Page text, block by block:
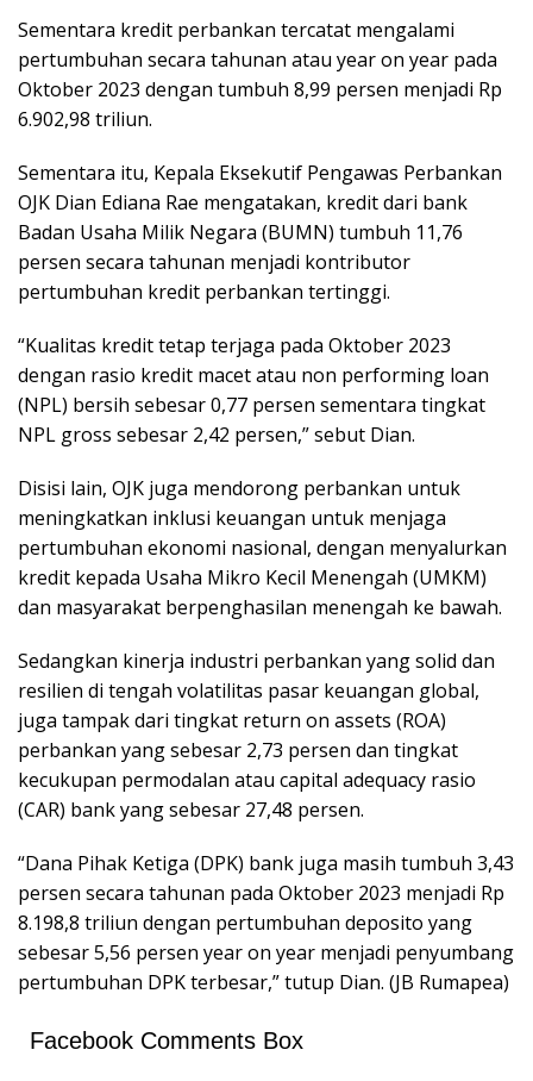
Sementara kredit perbankan tercatat mengalami
pertumbuhan secara tahunan atau year on year pada
Oktober 2023 dengan tumbuh 8,99 persen menjadi Rp
6.902,98 triliun.
Sementara itu, Kepala Eksekutif Pengawas Perbankan
OJK Dian Ediana Rae mengatakan, kredit dari bank
Badan Usaha Milik Negara (BUMN) tumbuh 11,76
persen secara tahunan menjadi kontributor
pertumbuhan kredit perbankan tertinggi.
“Kualitas kredit tetap terjaga pada Oktober 2023
dengan rasio kredit macet atau non performing loan
(NPL) bersih sebesar 0,77 persen sementara tingkat
NPL gross sebesar 2,42 persen,” sebut Dian.
Disisi lain, OJK juga mendorong perbankan untuk
meningkatkan inklusi keuangan untuk menjaga
pertumbuhan ekonomi nasional, dengan menyalurkan
kredit kepada Usaha Mikro Kecil Menengah (UMKM)
dan masyarakat berpenghasilan menengah ke bawah.
Sedangkan kinerja industri perbankan yang solid dan
resilien di tengah volatilitas pasar keuangan global,
juga tampak dari tingkat return on assets (ROA)
perbankan yang sebesar 2,73 persen dan tingkat
kecukupan permodalan atau capital adequacy rasio
(CAR) bank yang sebesar 27,48 persen.
“Dana Pihak Ketiga (DPK) bank juga masih tumbuh 3,43
persen secara tahunan pada Oktober 2023 menjadi Rp
8.198,8 triliun dengan pertumbuhan deposito yang
sebesar 5,56 persen year on year menjadi penyumbang
pertumbuhan DPK terbesar,” tutup Dian. (JB Rumapea)
Facebook Comments Box